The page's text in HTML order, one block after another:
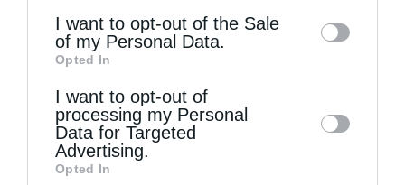
information may also be disclosed by us to
third parties on theIAB’s List of
Downstream Participants
disclose it to other third parties.
I want to opt-out of the Sale
of my Personal Data.
Opted In
I want to opt-out of
processing my Personal
Data for Targeted
Advertising.
Opted In
αστοχία μου με τον Θεό ; όχι μόνο στην
πράξη αυτή καθ’ευατή αλλά και στο φρόνημα
στην βαθύτερη επιθυμία.
Παράδειγμα 2o :Κάποτε στο άγιον Όρος
ήταν ένας μοναχός που διέμενε στις Καρυές.